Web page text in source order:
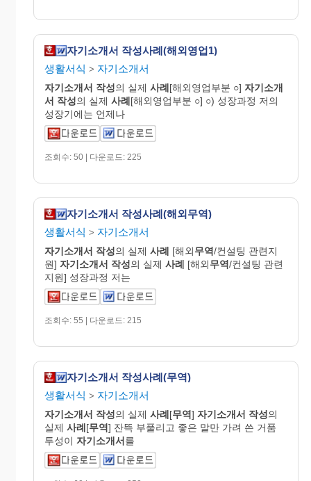
자기소개서 작성사례(해외영업1)
생활서식 > 자기소개서
자기소개서 작성의 실제 사례[해외영업부분 ○] 자기소개
서 작성의 실제 사례[해외영업부분 ○] ○) 성장과정 저의
성장기에는 언제나
조회수: 50 | 다운로드: 225
자기소개서 작성사례(해외무역)
생활서식 > 자기소개서
자기소개서 작성의 실제 사례 [해외무역/컨설팅 관련지
원] 자기소개서 작성의 실제 사례 [해외무역/컨설팅 관련
지원] 성장과정 저는
조회수: 55 | 다운로드: 215
자기소개서 작성사례(무역)
생활서식 > 자기소개서
자기소개서 작성의 실제 사례[무역] 자기소개서 작성의
실제 사례[무역] 잔뜩 부풀리고 좋은 말만 가려 쓴 거품
투성이 자기소개서를